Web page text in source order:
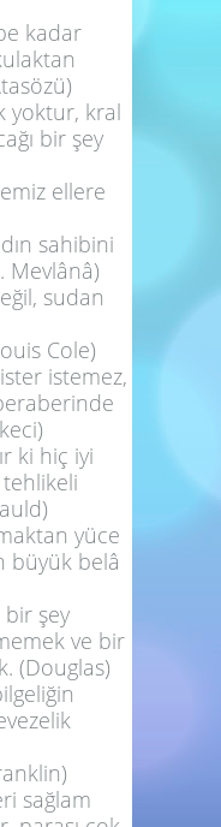
kadar
yoktur, kral
bir şey
ellere
sahibini
Mevlânâ)
sudan
Cole)
istemez,
ki hiç iyi
yüce
büyük belâ
şey
ve bir
(Douglas)
sağlam